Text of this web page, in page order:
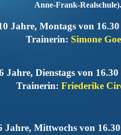
Anne-Frank-Realschule).
Jahre, Montags von
Trainerin: Simone
Jahre, Dienstags von
Trainerin: Friederike
Jahre, Mittwochs von